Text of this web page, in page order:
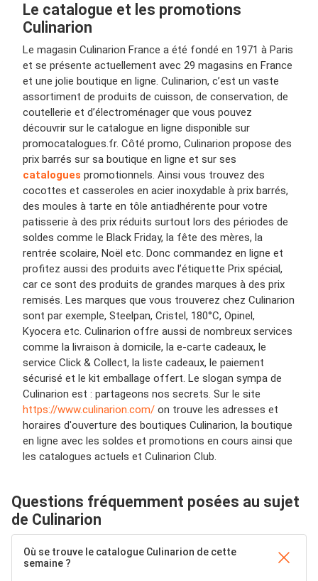
Le catalogue et les promotions
Culinarion
Le magasin Culinarion France a été fondé en 1971 à Paris
et se présente actuellement avec 29 magasins en France
et une jolie boutique en ligne. Culinarion, c’est un vaste
assortiment de produits de cuisson, de conservation, de
coutellerie et d’électroménager que vous pouvez
découvrir sur le catalogue en ligne disponible sur
promocatalogues.fr. Côté promo, Culinarion propose des
prix barrés sur sa boutique en ligne et sur ses
catalogues promotionnels. Ainsi vous trouvez des
cocottes et casseroles en acier inoxydable à prix barrés,
des moules à tarte en tôle antiadhérente pour votre
patisserie à des prix réduits surtout lors des périodes de
soldes comme le Black Friday, la fête des mères, la
rentrée scolaire, Noël etc. Donc commandez en ligne et
profitez aussi des produits avec l’étiquette Prix spécial,
car ce sont des produits de grandes marques à des prix
remisés. Les marques que vous trouverez chez Culinarion
sont par exemple, Steelpan, Cristel, 180°C, Opinel,
Kyocera etc. Culinarion offre aussi de nombreux services
comme la livraison à domicile, la e-carte cadeaux, le
service Click & Collect, la liste cadeaux, le paiement
sécurisé et le kit emballage offert. Le slogan sympa de
Culinarion est : partageons nos secrets. Sur le site
https://www.culinarion.com/ on trouve les adresses et
horaires d'ouverture des boutiques Culinarion, la boutique
en ligne avec les soldes et promotions en cours ainsi que
les catalogues actuels et Culinarion Club.
Questions fréquemment posées au sujet
de Culinarion
Où se trouve le catalogue Culinarion de cette
semaine ?